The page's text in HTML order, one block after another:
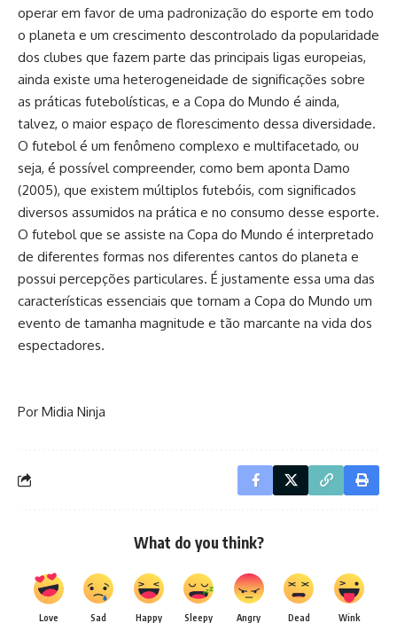
operar em favor de uma padronização do esporte em todo
o planeta e um crescimento descontrolado da popularidade
dos clubes que fazem parte das principais ligas europeias,
ainda existe uma heterogeneidade de significações sobre
as práticas futebolísticas, e a Copa do Mundo é ainda,
talvez, o maior espaço de florescimento dessa diversidade.
O futebol é um fenômeno complexo e multifacetado, ou
seja, é possível compreender, como bem aponta Damo
(2005), que existem múltiplos futebóis, com significados
diversos assumidos na prática e no consumo desse esporte.
O futebol que se assiste na Copa do Mundo é interpretado
de diferentes formas nos diferentes cantos do planeta e
possui percepções particulares. É justamente essa uma das
características essenciais que tornam a Copa do Mundo um
evento de tamanha magnitude e tão marcante na vida dos
espectadores.
Por Midia Ninja
What do you think?
Love Sad Happy Sleepy Angry Dead Wink